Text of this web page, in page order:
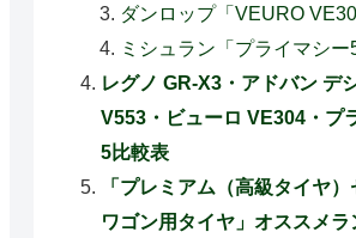
ダンロップ「VEURO
ミシュラン「プライマシー5
レグノ GR-X3・アドバン デ
V553・ビューロ VE304・プ
5比較表
「プレミアム（高級タイヤ）
ワゴン用タイヤ」オススメラ